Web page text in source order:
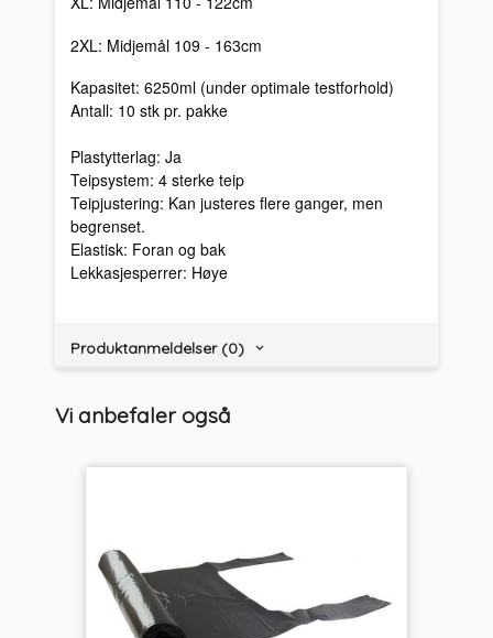
2XL: Midjemål 109 - 163cm
Kapasitet: 6250ml (under optimale testforhold)
Antall: 10 stk pr. pakke
Plastytterlag: Ja
Teipsystem: 4 sterke teip
Teipjustering: Kan justeres flere ganger, men
begrenset.
Elastisk: Foran og bak
Lekkasjesperrer: Høye
Produktanmeldelser (0)
Vi anbefaler også